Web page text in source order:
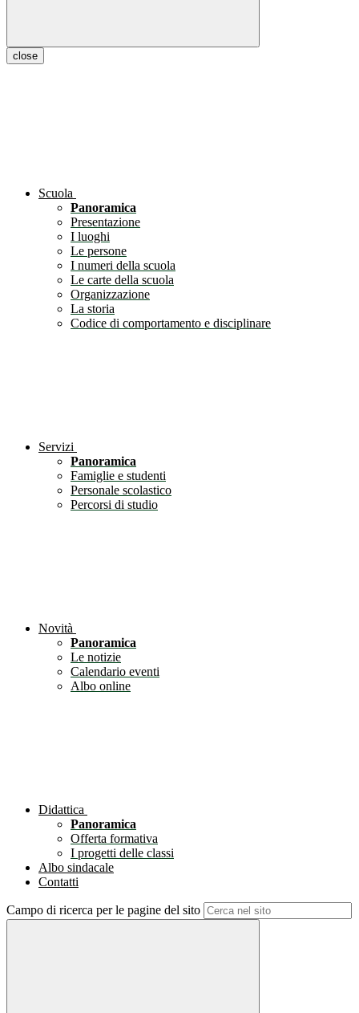
close
Scuola
Panoramica
Presentazione
I luoghi
Le persone
I numeri della scuola
Le carte della scuola
Organizzazione
La storia
Codice di comportamento e disciplinare
Servizi
Panoramica
Famiglie e studenti
Personale scolastico
Percorsi di studio
Novità
Panoramica
Le notizie
Calendario eventi
Albo online
Didattica
Panoramica
Offerta formativa
I progetti delle classi
Albo sindacale
Contatti
Campo di ricerca per le pagine del sito